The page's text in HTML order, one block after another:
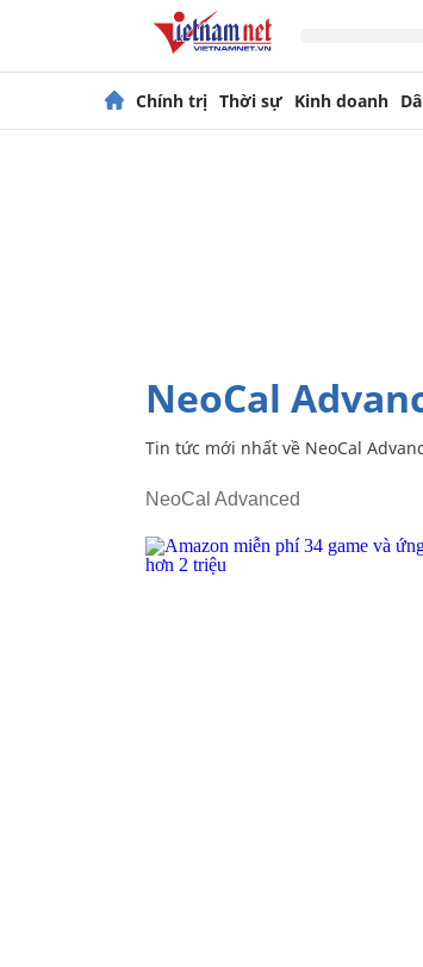
Chính trị Thời sự Kinh doanh
NeoCal
Tin tức mới nhất về NeoCal
NeoCal Advanced